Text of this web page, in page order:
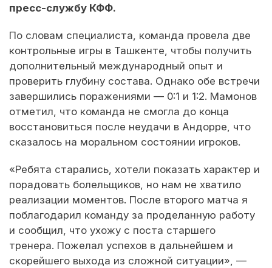
пресс-службу КФФ.
По словам специалиста, команда провела две
контрольные игры в Ташкенте, чтобы получить
дополнительный международный опыт и
проверить глубину состава. Однако обе встречи
завершились поражениями — 0:1 и 1:2. Мамонов
отметил, что команда не смогла до конца
восстановиться после неудачи в Андорре, что
сказалось на моральном состоянии игроков.
«Ребята старались, хотели показать характер и
порадовать болельщиков, но нам не хватило
реализации моментов. После второго матча я
поблагодарил команду за проделанную работу
и сообщил, что ухожу с поста старшего
тренера. Пожелал успехов в дальнейшем и
скорейшего выхода из сложной ситуации», —